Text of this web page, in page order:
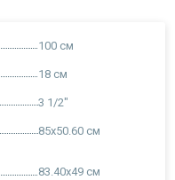
100 см
18 см
3 1/2"
85x50.60 см
83.40x49 см